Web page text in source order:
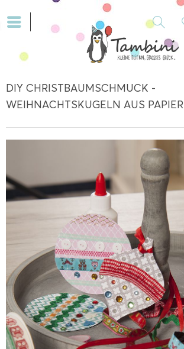
DIY CHRISTBAUMSCHMUCK -
WEIHNACHTSKUGELN AUS PAPIER